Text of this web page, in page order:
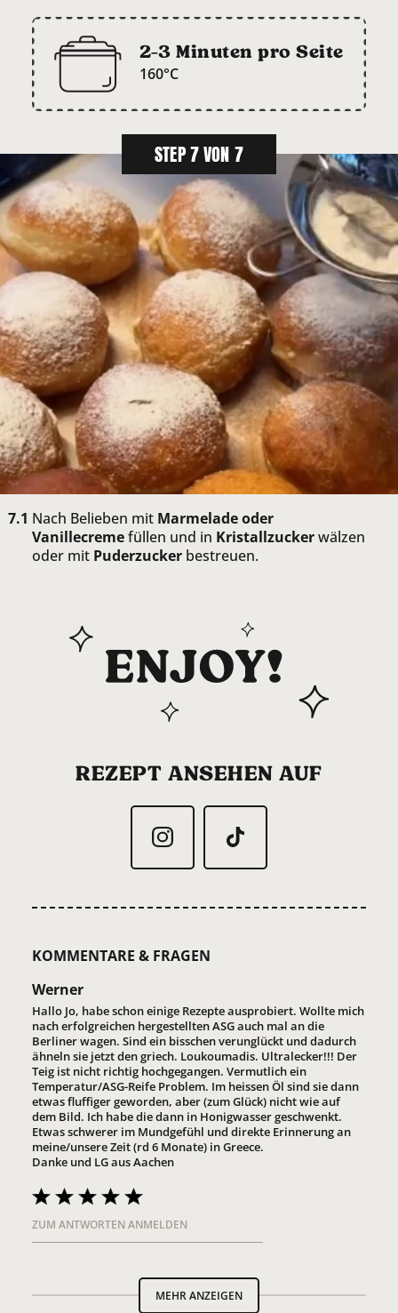
2-3 Minuten pro Seite
160°C
STEP 7 VON 7
Nach Belieben mit Marmelade oder
Vanillecremefüllen und in Kristallzuckerwälzen
oder mit Puderzucker bestreuen.
REZEPT ANSEHEN AUF
KOMMENTARE & FRAGEN
Werner
Hallo Jo, habe schon einige Rezepte ausprobiert. Wollte mich
nach erfolgreichen hergestellten ASG auch mal an die
Berliner wagen. Sind ein bisschen verunglückt und dadurch
ähneln sie jetzt den griech. Loukoumadis. Ultralecker!!! Der
Teig ist nicht richtig hochgegangen. Vermutlich ein
Temperatur/ASG-Reife Problem. Im heissen Öl sind sie dann
etwas fluffiger geworden, aber (zum Glück) nicht wie auf
dem Bild. Ich habe die dann in Honigwasser geschwenkt.
Etwas schwerer im Mundgefühl und direkte Erinnerung an
meine/unsere Zeit (rd 6 Monate) in Greece.
Danke und LG aus Aachen
ZUM ANTWORTEN ANMELDEN
MEHR ANZEIGEN